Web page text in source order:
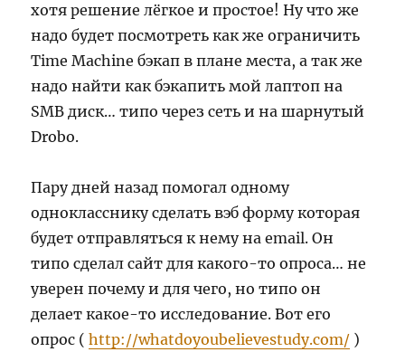
хотя решение лёгкое и простое! Ну что же
надо будет посмотреть как же ограничить
Time Machine бэкап в плане места, а так же
надо найти как бэкапить мой лаптоп на
SMB диск… типо через сеть и на шарнутый
Drobo.
Пару дней назад помогал одному
однокласснику сделать вэб форму которая
будет отправляться к нему на email. Он
типо сделал сайт для какого-то опроса… не
уверен почему и для чего, но типо он
делает какое-то исследование. Вот его
опрос (http://whatdoyoubelievestudy.com/ )